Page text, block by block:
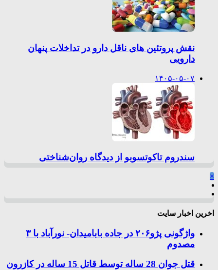
نقش پروتئین های ناقل دارو در تداخلات پنهان
دارویی
۱۴۰۵-۰۵-۰۷
سندروم تاکوتسوبو از دیدگاه روان‌شناختی
×
اخرین اخبار سایت
واژگونی پژو۲۰۶ در جاده بابامیدان- نورآباد با ۳
مصدوم
قتل جوان 28 ساله توسط قاتل 15 ساله در کازرون